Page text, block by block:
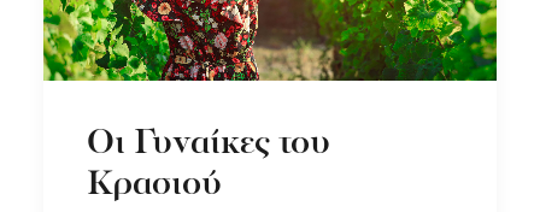
Οι Γυναίκες του
Κρασιού